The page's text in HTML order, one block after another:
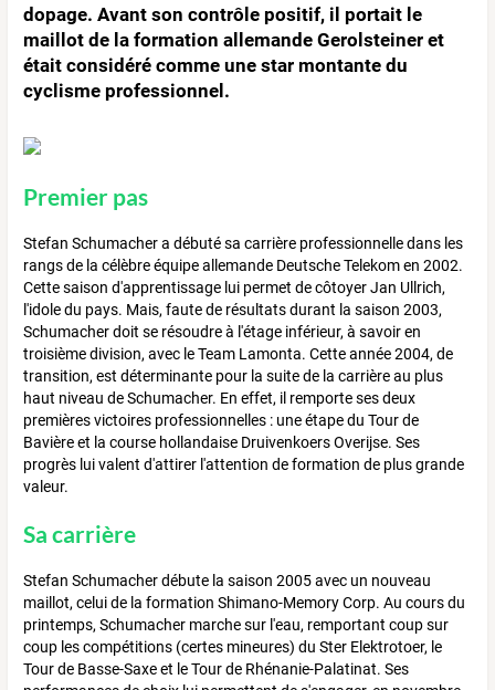
dopage. Avant son contrôle positif, il portait le
maillot de la formation allemande Gerolsteiner et
était considéré comme une star montante du
cyclisme professionnel.
Premier pas
Stefan Schumacher a débuté sa carrière professionnelle dans les
rangs de la célèbre équipe allemande Deutsche Telekom en 2002.
Cette saison d'apprentissage lui permet de côtoyer Jan Ullrich,
l'idole du pays. Mais, faute de résultats durant la saison 2003,
Schumacher doit se résoudre à l'étage inférieur, à savoir en
troisième division, avec le Team Lamonta. Cette année 2004, de
transition, est déterminante pour la suite de la carrière au plus
haut niveau de Schumacher. En effet, il remporte ses deux
premières victoires professionnelles : une étape du Tour de
Bavière et la course hollandaise Druivenkoers Overijse. Ses
progrès lui valent d'attirer l'attention de formation de plus grande
valeur.
Sa carrière
Stefan Schumacher débute la saison 2005 avec un nouveau
maillot, celui de la formation Shimano-Memory Corp. Au cours du
printemps, Schumacher marche sur l'eau, remportant coup sur
coup les compétitions (certes mineures) du Ster Elektrotoer, le
Tour de Basse-Saxe et le Tour de Rhénanie-Palatinat. Ses